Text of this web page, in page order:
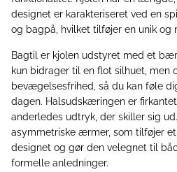
designet er karakteriseret ved en
og bagpå, hvilket tilføjer en unik og
Bagtil er kjolen udstyret med et
kun bidrager til en flot silhuet, men
bevægelsesfrihed, så du kan føle
dagen. Halsudskæringen er
anderledes udtryk, der skiller sig
asymmetriske ærmer, som tilføjer
designet og gør den velegnet til
formelle anledninger.